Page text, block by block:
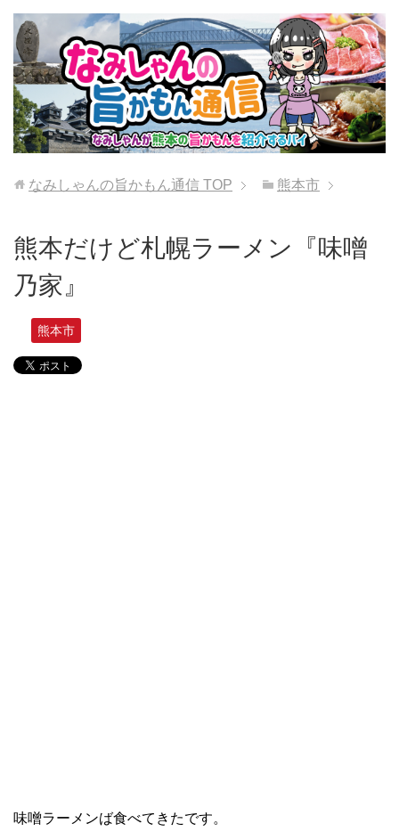
なみしゃんの旨かもん通信 TOP 熊本市
熊本だけど札幌ラーメン『味噌
乃家』
熊本市
味噌ラーメンば食べてきたです。⁣